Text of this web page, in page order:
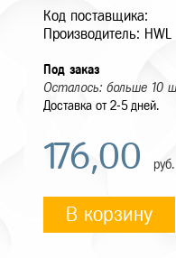
Код поставщика:
Производитель: HWL
Под заказ
Осталось: больше 10
Доставка от 2-5 дней.
176,00 руб.
В корзину